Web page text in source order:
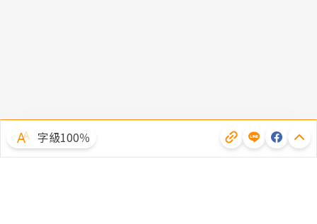
字級100％